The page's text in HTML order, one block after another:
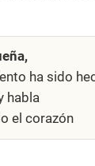
ha sido
habla
el corazón